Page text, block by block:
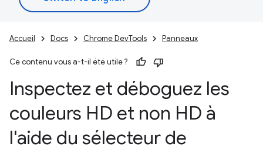
Accueil Docs Chrome DevTools Panneaux
Ce contenu vous a-t-il été utile ?
Inspectez et déboguez les
couleurs HD et non HD à
l'aide du sélecteur de